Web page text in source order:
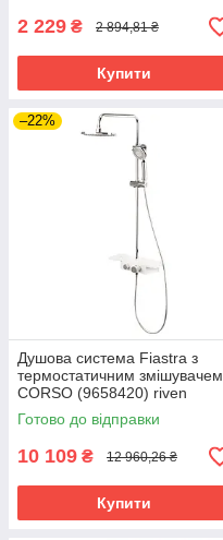
2 229 ₴ 2 894,81 ₴
Купити
–22%
Душова система Fiastra з
термостатичним змішувачем
CORSO (9658420) riven
Готово до відправки
10 109 ₴ 12 960,26 ₴
Купити